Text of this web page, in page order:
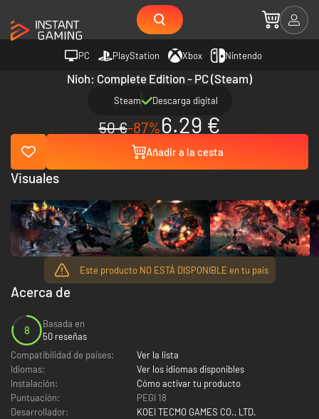
PC PlayStation Xbox Nintendo
Nioh: Complete Edition - PC (Steam)
Steam Descarga digital
50 €-87%6.29 €
Añadir a la cesta
Este producto NO ESTÁ DISPONIBLE en tu país
Acerca de
8
Basada en
50 reseñas
Compatibilidad de países:
Ver la lista
Idiomas:
Ver los idiomas disponibles
Instalación:
Cómo activar tu producto
Puntuación:
PEGI 18
Desarrollador:
KOEI TECMO GAMES CO., LTD.
Visuales